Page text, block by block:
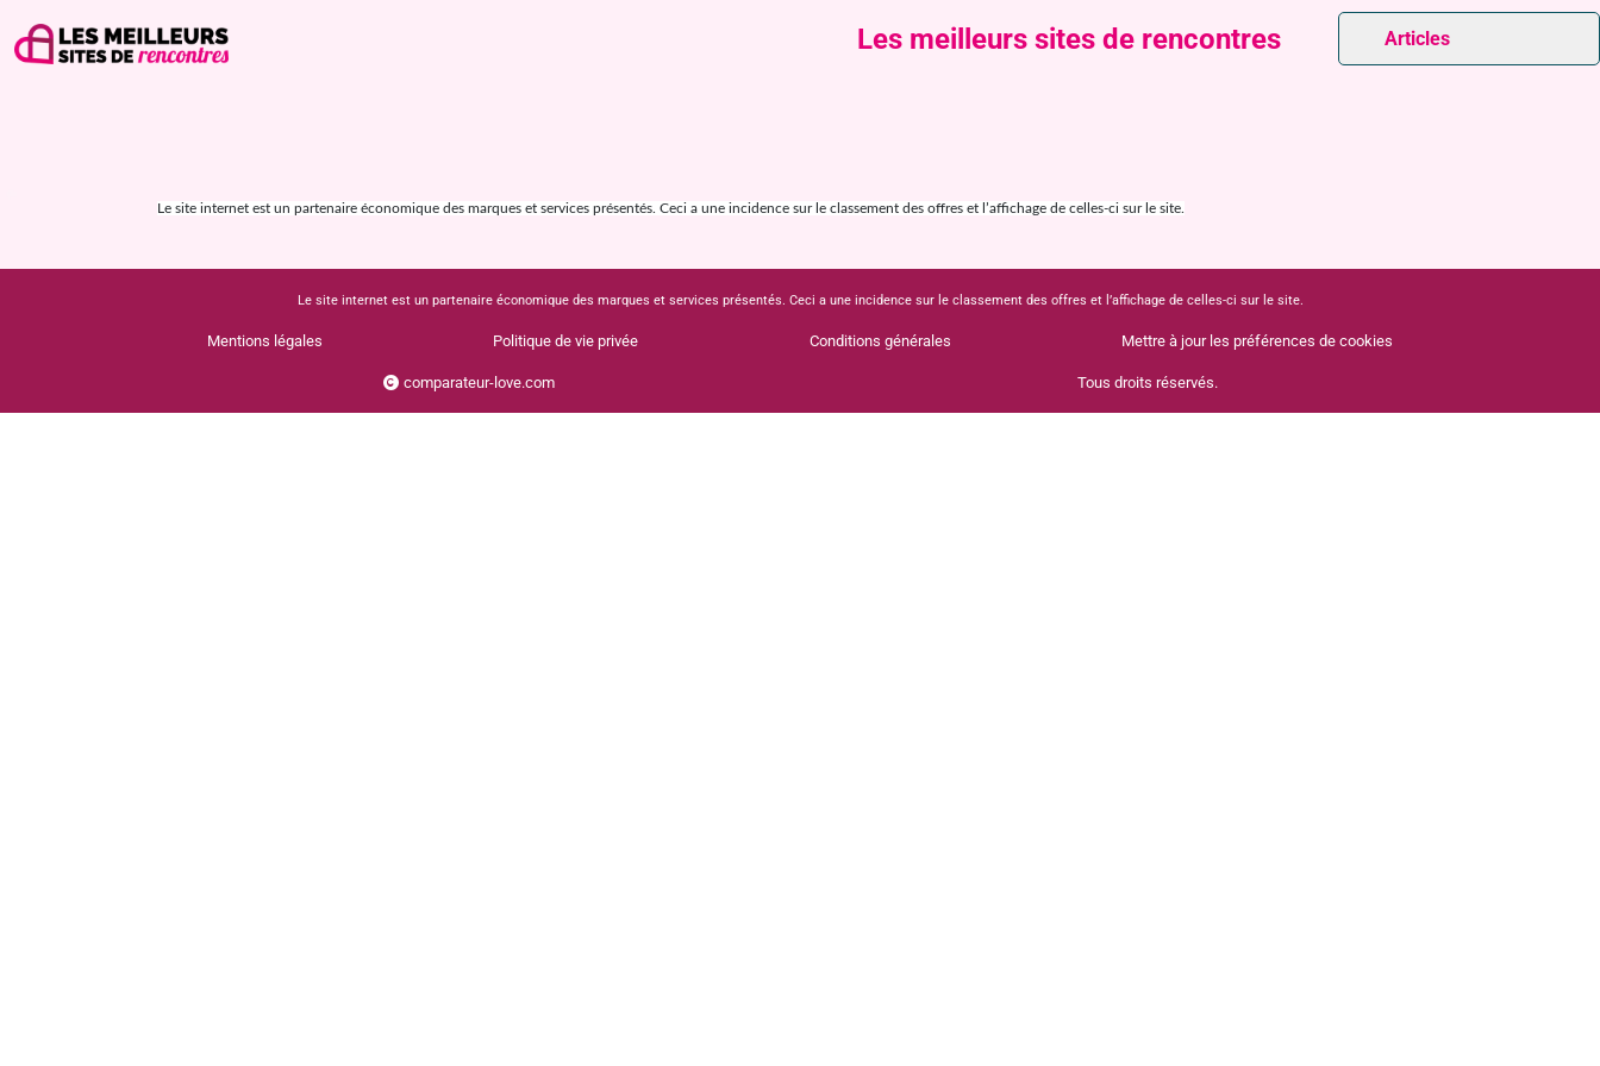
Les meilleurs sites de rencontres Articles
Le site internet est un partenaire économique des marques et services présentés. Ceci a une incidence sur le classement des offres et l’affichage de celles-ci sur le site.
Le site internet est un partenaire économique des marques et services présentés. Ceci a une incidence sur le classement des offres et l’affichage de celles-ci sur le site.
Mentions légales Politique de vie privée Conditions générales Mettre à jour les préférences de cookies
comparateur-love.com Tous droits réservés.